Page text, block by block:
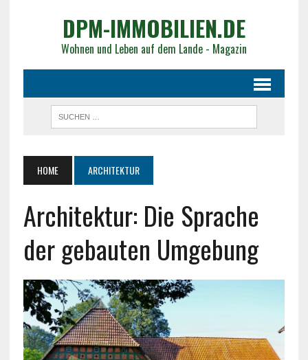
DPM-IMMOBILIEN.DE
Wohnen und Leben auf dem Lande - Magazin
HOME ARCHITEKTUR
Architektur: Die Sprache
der gebauten Umgebung